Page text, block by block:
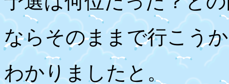
ならそのままで行こう
わかりましたと。